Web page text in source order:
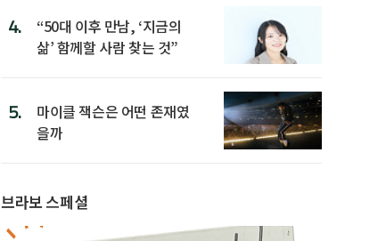
4.
“50대 이후 만남, ‘지금의
삶’ 함께할 사람 찾는 것”
5.
마이클 잭슨은 어떤 존재였
을까
브라보 스페셜